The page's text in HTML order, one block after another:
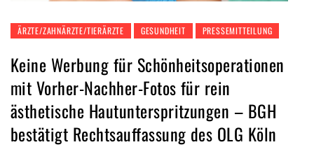
ÄRZTE/ZAHNÄRZTE/TIERÄRZTE GESUNDHEIT PRESSEMITTEILUNG
Keine Werbung für Schönheitsoperationen
mit Vorher-Nachher-Fotos für rein
ästhetische Hautunterspritzungen – BGH
bestätigt Rechtsauffassung des OLG Köln